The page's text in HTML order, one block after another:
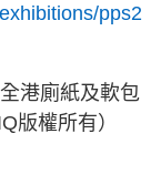
pps2
港廁紙及軟包
版權所有）